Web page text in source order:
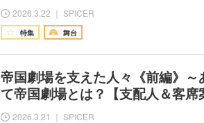
2026.3.22 ｜ SPICER
特集 舞台
帝国劇場を支えた人々《前編》～
て帝国劇場とは？【支配人＆客席
2026.3.21 ｜ SPICER